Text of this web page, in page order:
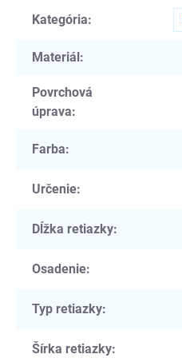
Kategória:
Materiál:
Povrchová
úprava:
Farba:
Určenie:
Dĺžka retiazky:
Osadenie:
Typ retiazky:
Šírka retiazky: